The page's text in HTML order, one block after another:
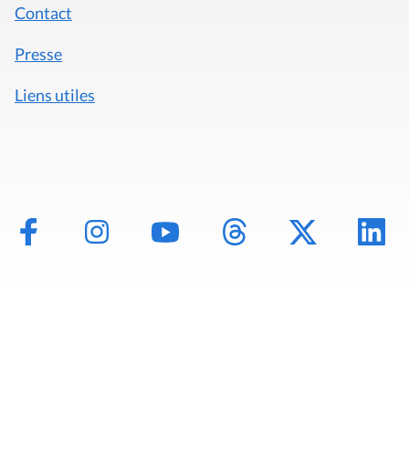
Contact
Presse
Liens utiles